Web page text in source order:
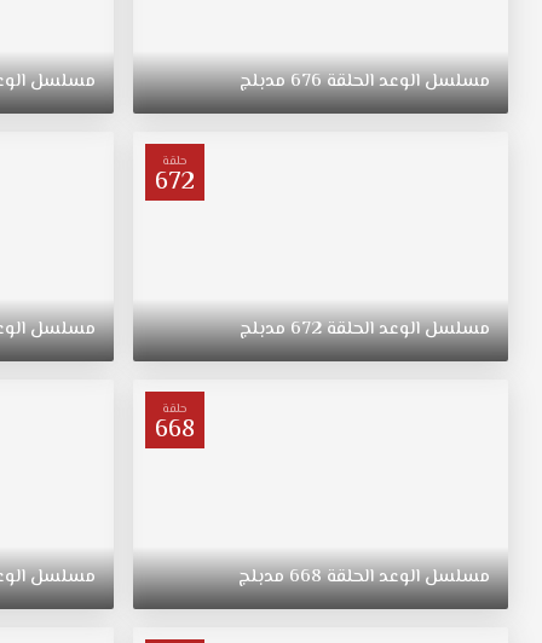
بعد
وفاة
مسلسلالوعدالحلقة676مدبلج مسلسل
حلقة
672
مسلسلالوعدالحلقة672مدبلج مسلسل
حلقة
668
مسلسلالوعدالحلقة668مدبلج مسلسل